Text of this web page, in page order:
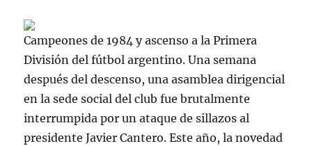
Campeones de 1984 y ascenso a la Primera
División del fútbol argentino. Una semana
después del descenso, una asamblea dirigencial
en la sede social del club fue brutalmente
interrumpida por un ataque de sillazos al
presidente Javier Cantero. Este año, la novedad